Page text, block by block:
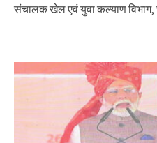
संचालक खेल एवं युवा कल्याण विभाग,